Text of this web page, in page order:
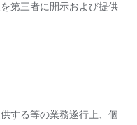
第三者に開示および提供
する等の業務遂行上、個